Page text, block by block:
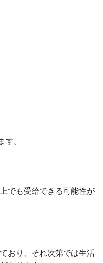
す。
でも受給できる可能性が
おり、それ次第では生活